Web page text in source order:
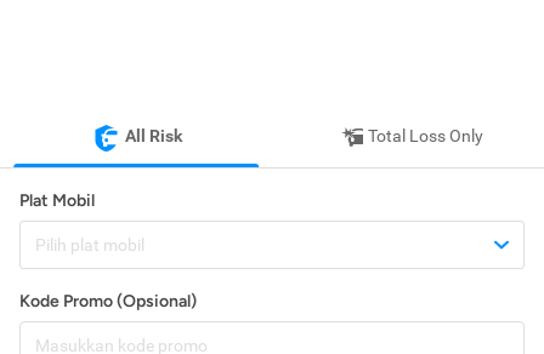
All Risk Total Loss Only
Plat Mobil
Pilih plat mobil
Kode Promo (Opsional)